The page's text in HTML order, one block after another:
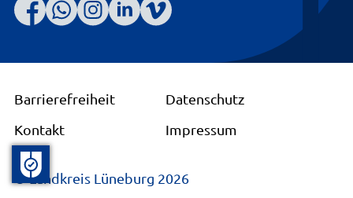
Barrierefreiheit
Datenschutz
Kontakt
Impressum
© Landkreis Lüneburg 2026